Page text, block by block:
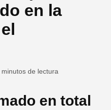
en la
minutos de lectura
en total